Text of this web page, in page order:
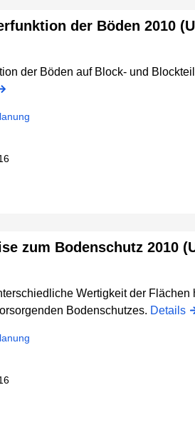
der Böden 2010
der Böden auf Block- und
zum Bodenschutz 2010
Wertigkeit der Flächen
Bodenschutzes. Details